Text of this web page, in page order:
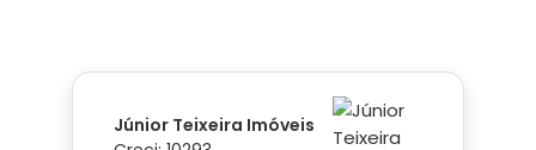
Júnior Teixeira Imóveis